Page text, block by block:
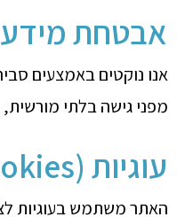
אבטחת מידע
אנו נוקטים באמצעים
מפני גישה בלתי מורשית,
עוגיות (Cookies)
האתר משתמש בעוגיות